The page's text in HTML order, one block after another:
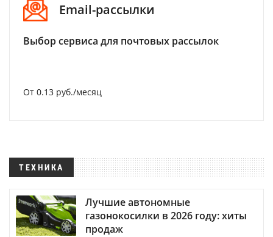
Email-рассылки
Выбор сервиса для почтовых рассылок
От 0.13 руб./месяц
ТЕХНИКА
Лучшие автономные
газонокосилки в 2026 году: хиты
продаж